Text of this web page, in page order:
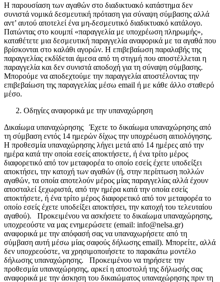
Η παρουσίαση των αγαθών στο διαδικτυακό κατάστημα δεν
συνιστά νομικά δεσμευτική πρόταση για σύναψη σύμβασης αλλά
αντ’ αυτού αποτελεί ένα μη-δεσμευτικό διαδικτυακό κατάλογο.
Πατώντας στο κουμπί «παραγγελία με υποχρέωση πληρωμής»,
καταθέτετε μια δεσμευτική παραγγελία αναφορικά με τα αγαθά που
βρίσκονται στο καλάθι αγορών. Η επιβεβαίωση παραλαβής της
παραγγελίας εκδίδεται άμεσα από τη στιγμή που αποστέλλεται η
παραγγελία και δεν συνιστά αποδοχή για τη σύναψη σύμβασης.
Μπορούμε να αποδεχτούμε την παραγγελία αποστέλοντας την
επιβεβαίωση της παραγγελίας μέσω email ή με κάθε άλλο σταθερό
μέσο.
Οδηγίες αναφορικά με την υπαναχώρηση
Δικαίωμα υπαναχώρησης Έχετε το δικαίωμα υπαναχώρησης από
τη σύμβαση εντός 14 ημερών δίχως την υποχρέωση αιτιολόγησης.
Η προθεσμία υπαναχώρησης λήγει μετά από 14 ημέρες από την
ημέρα κατά την οποία εσείς αποκτήσετε, ή ένα τρίτο μέρος
διαφορετικό από τον μεταφορέα το οποίο εσείς έχετε υποδείξει
αποκτήσει, την κατοχή των αγαθών (ή, στην περίπτωση πολλών
αγαθών, τα οποία αποτελούν μέρος μίας παραγγελίας αλλά έχουν
αποσταλεί ξεχωριστά, από την ημέρα κατά την οποία εσείς
αποκτήσετε, ή ένα τρίτο μέρος διαφορετικό από τον μεταφορέα το
οποίο εσείς έχετε υποδείξει αποκτήσει, την κατοχή του τελευταίου
αγαθού). Προκειμένου να ασκήσετε το δικαίωμα υπαναχώρησης,
υποχρεούστε να μας ενημερώσετε (email: info@nelsa.gr)
αναφορικά με την απόφασή σας να υπαναχωρήσετε από τη
σύμβαση αυτή μέσω μίας σαφούς δήλωσης email). Μπορείτε, αλλά
δεν υποχρεούστε, να χρησιμοποιήσετε το παρακάτω μοντέλο
δήλωσης υπαναχώρησης. Προκειμένου να τηρήσετε την
προθεσμία υπαναχώρησης, αρκεί η αποστολή της δήλωσής σας
αναφορικά με την άσκηση του δικαιώματος υπαναχώρησης πριν τη